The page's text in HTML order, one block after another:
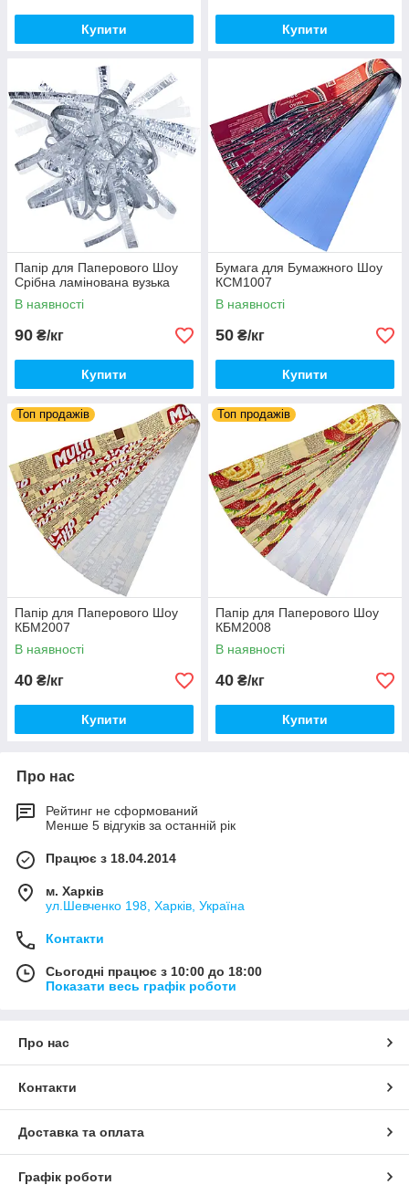
Купити Купити
Папір для Паперового Шоу
Срібна ламінована вузька
В наявності
90 ₴/кг
Купити
Бумага для Бумажного Шоу
КСМ1007
В наявності
50 ₴/кг
Купити
Топ продажів
Папір для Паперового Шоу
КБМ2007
В наявності
40 ₴/кг
Купити
Топ продажів
Папір для Паперового Шоу
КБМ2008
В наявності
40 ₴/кг
Купити
Про нас
Рейтинг не сформований
Менше 5 відгуків за останній рік
Працює з 18.04.2014
м. Харків
ул.Шевченко 198, Харків, Україна
Контакти
Сьогодні працює з 10:00 до 18:00
Показати весь графік роботи
Про нас
Контакти
Доставка та оплата
Графік роботи